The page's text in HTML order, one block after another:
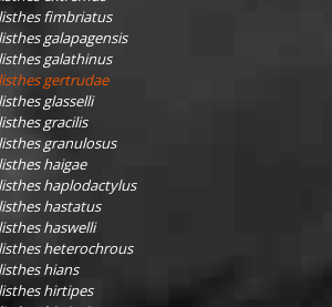
fimbriatus
galapagensis
galathinus
gertrudae
glasselli
gracilis
granulosus
haigae
haplodactylus
hastatus
haswelli
heterochrous
hians
hirtipes